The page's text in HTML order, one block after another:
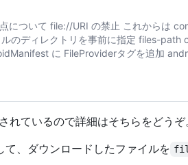
について file://URI の禁止 これからは
のディレクトリを事前に指定 files-
に FileProviderタグを追加
応 ～(外部)ストレージ内ファイルの共有
れているので詳細はそちらをどうぞ
、ダウンロードしたファイルを